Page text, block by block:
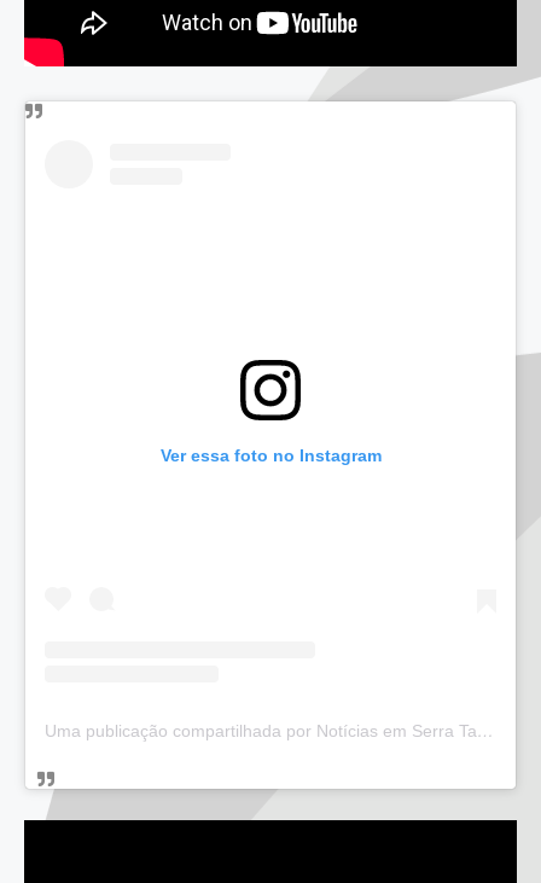
Ver essa foto no Instagram
Uma publicação compartilhada por Notícias em Serra Talhada (@bloglucianarego)